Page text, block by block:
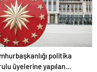
politika
üyelerine yapılan